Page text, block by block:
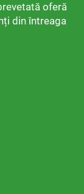
oferă
din întreaga